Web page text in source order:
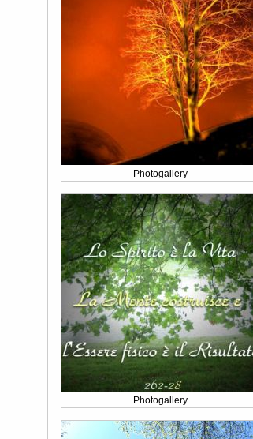
Photogallery
Photogallery